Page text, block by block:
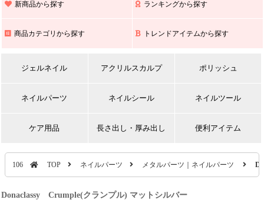
新商品から探す ランキングから探す
商品カテゴリから探す トレンドアイテムから探す
ジェルネイル アクリルスカルプ ポリッシュ
ネイルパーツ ネイルシール ネイルツール
ケア用品 長さ出し・厚み出し 便利アイテム
106 TOP ネイルパーツ メタルパーツ｜ネイルパーツ
Donaclassy Crumple(クランプル) マットシルバー